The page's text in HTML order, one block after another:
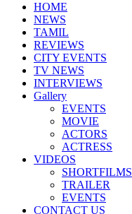
HOME
NEWS
TAMIL
REVIEWS
CITY EVENTS
TV NEWS
INTERVIEWS
Gallery
EVENTS
MOVIE
ACTORS
ACTRESS
VIDEOS
SHORTFILMS
TRAILER
EVENTS
CONTACT US